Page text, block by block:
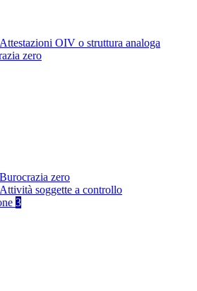
Attestazioni OIV o struttura analoga
zero
Burocrazia zero
Attività soggette a controllo
3